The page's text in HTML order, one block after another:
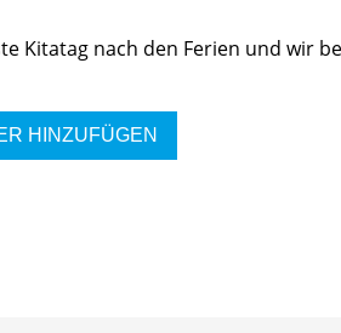
Kitatag nach den Ferien und wir
HINZUFÜGEN